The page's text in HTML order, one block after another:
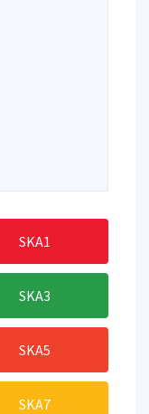
SKA1
SKA3
SKA5
SKA7